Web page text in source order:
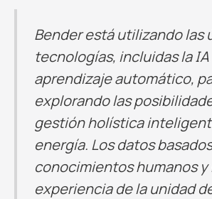
Bender está utilizando las
tecnologías, incluidas la IA
aprendizaje automático,
explorando las
gestión holística
energía. Los datos
conocimientos humanos y
experiencia de la unidad